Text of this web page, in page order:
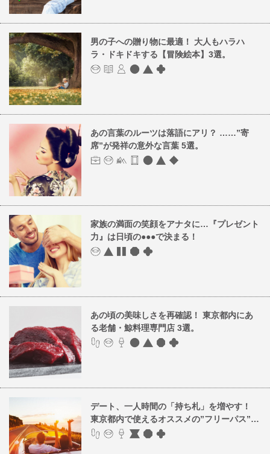
男の子への贈り物に最適！ 大人もハラハ
ラ・ドキドキする【冒険絵本】3選。
あの言葉のルーツは落語にアリ？ ……”寄
席”が発祥の意外な言葉 5選。
家族の満面の笑顔をアナタに…『プレゼント
力』は日頃の●●●で決まる！
あの頃の美味しさを再確認！ 東京都内にあ
る老舗・鯨料理専門店 3選。
デート、一人時間の「持ち札」を増やす！
東京都内で使えるオススメの”フリーパス”…